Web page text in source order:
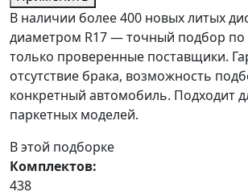
В наличии более 400 новых литых
диаметром R17 — точный подбор
только проверенные поставщики.
отсутствие брака, возможность
конкретный автомобиль. Подходит
паркетных моделей.
В этой подборке
Комплектов:
438